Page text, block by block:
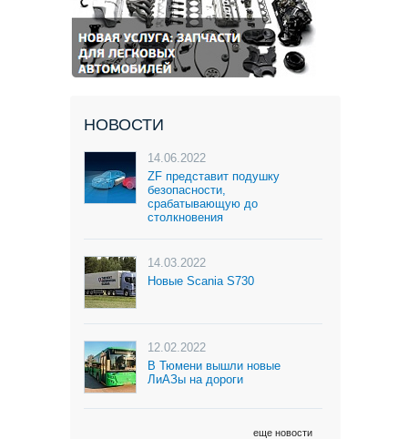
НОВОСТИ
14.06.2022
ZF представит подушку
безопасности,
срабатывающую до
столкновения
14.03.2022
Новые Scania S730
12.02.2022
В Тюмени вышли новые
ЛиАЗы на дороги
еще новости